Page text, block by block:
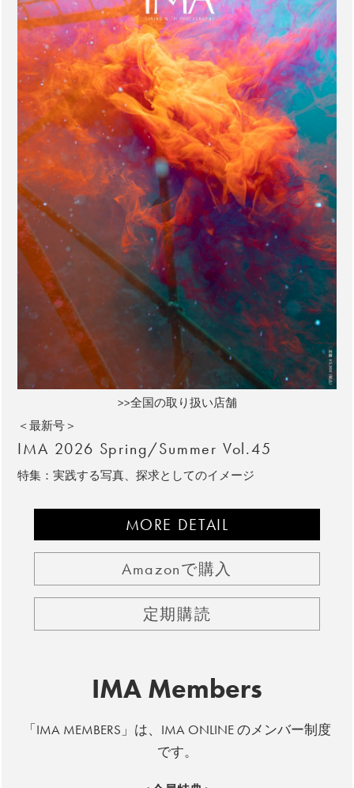
>>全国の取り扱い店舗
＜最新号＞
IMA 2026 Spring/Summer Vol.45
特集：実践する写真、探求としてのイメージ
MORE DETAIL
Amazonで購入
定期購読
IMA Members
「IMA MEMBERS」は、IMA ONLINE のメンバー制度
です。